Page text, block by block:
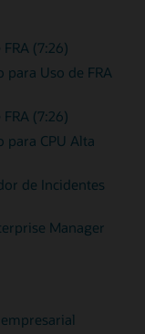
(7:26)
para Uso de FRA
(7:26)
para CPU Alta
de Incidentes
Manager